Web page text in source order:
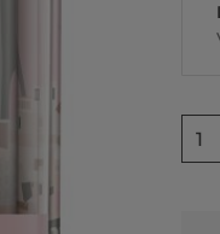
1